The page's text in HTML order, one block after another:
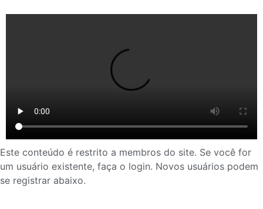
Este conteúdo é restrito a membros do site. Se você for
um usuário existente, faça o login. Novos usuários podem
se registrar abaixo.